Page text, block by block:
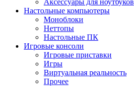
Аксессуары для ноутбуков
Настольные компьютеры
Моноблоки
Неттопы
Настольные ПК
Игровые консоли
Игровые приставки
Игры
Виртуальная реальность
Прочее